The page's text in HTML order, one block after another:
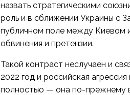
назвать стратегическими
роль и в сближении Украины с
публичном поле между Киевом
обвинения и претензии.
Такой контраст неслучаен и
2022 год и российская
полностью — она по-прежнему